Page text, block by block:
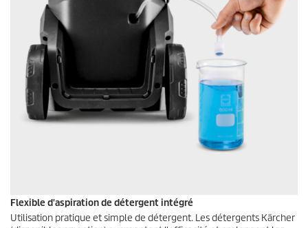
Flexible d'aspiration de détergent intégré
Utilisation pratique et simple de détergent. Les détergents Kärcher